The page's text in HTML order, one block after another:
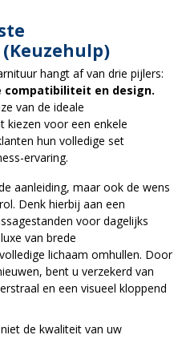
hangt af van drie pijlers:
compatibiliteit en design.
van de ideale
kiezen voor een enkele
hun volledige set
ervaring.
aanleiding, maar ook de wens
Denk hierbij aan een
voor dagelijks
van brede
lichaam omhullen. Door
bent u verzekerd van
en een visueel kloppend
de kwaliteit van uw